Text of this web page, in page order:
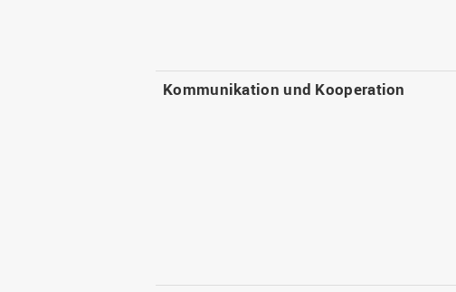
Kommunikation und Kooperation